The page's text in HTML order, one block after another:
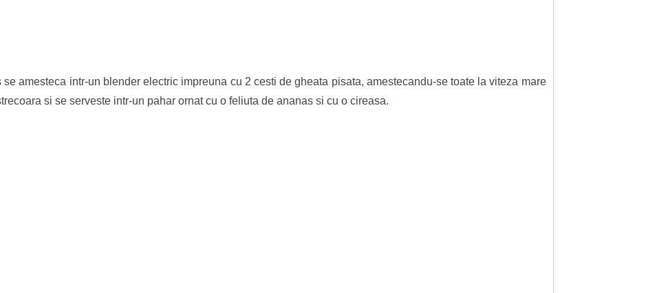
se amesteca intr-un blender electric impreuna cu 2 cesti de gheata pisata, amestecandu-se toate la viteza mare
si se serveste intr-un pahar ornat cu o feliuta de ananas si cu o cireasa.